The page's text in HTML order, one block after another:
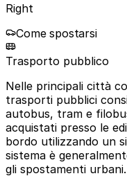
Right
Come spostarsi
Trasporto pubblico
Nelle principali città
trasporti pubblici
autobus, tram e
acquistati presso le
bordo utilizzando un
sistema è
gli spostamenti urbani.